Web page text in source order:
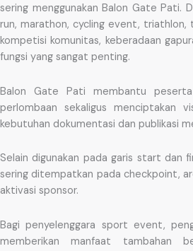
sering menggunakan Balon Gate Pati.
run, marathon, cycling event, triathlon,
kompetisi komunitas, keberadaan
fungsi yang sangat penting.
Balon Gate Pati membantu
perlombaan sekaligus menciptakan
kebutuhan dokumentasi dan publikasi
Selain digunakan pada garis start dan
sering ditempatkan pada checkpoint,
aktivasi sponsor.
Bagi penyelenggara sport event,
memberikan manfaat tambahan